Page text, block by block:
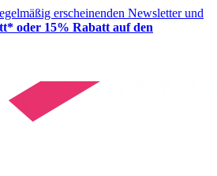
erscheinenden Newsletter und
oder 15% Rabatt auf den